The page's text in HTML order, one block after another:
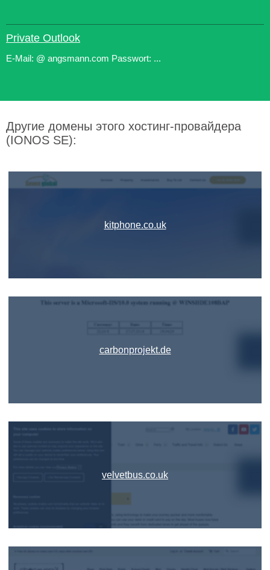
Private Outlook
E-Mail: @ angsmann.com Passwort: ...
Другие домены этого хостинг-провайдера
(IONOS SE):
kitphone.co.uk
carbonprojekt.de
velvetbus.co.uk